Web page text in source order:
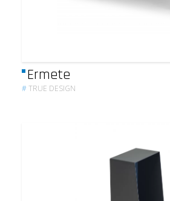
Ermete
#TRUE DESIGN